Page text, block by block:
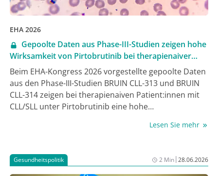
EHA 2026
Gepoolte Daten aus Phase-III-Studien zeigen hohe
Wirksamkeit von Pirtobrutinib bei therapienaiver
CLL/SLL
Beim EHA-Kongress 2026 vorgestellte gepoolte Daten
aus den Phase-III-Studien BRUIN CLL-313 und BRUIN
CLL-314 zeigen bei therapienaiven Patient:innen mit
CLL/SLL unter Pirtobrutinib eine hohe
nach 24 Monaten. Zugleich waren Therapieabbrüche
Lesen Sie mehr
Gesundheitspolitik 2 Min|28.06.2026